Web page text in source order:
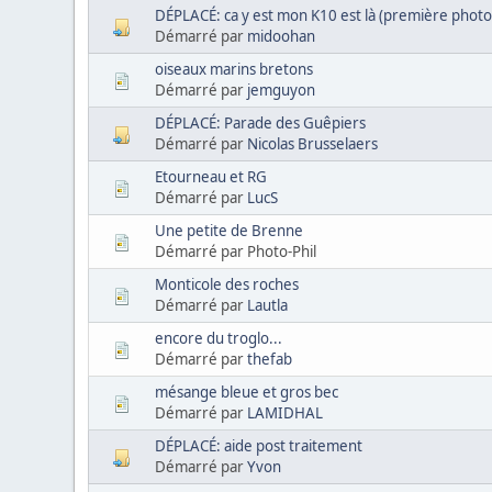
DÉPLACÉ: ca y est mon K10 est là (première
Démarré par midoohan
oiseaux marins bretons
Démarré par jemguyon
DÉPLACÉ: Parade des Guêpiers
Démarré par Nicolas Brusselaers
Etourneau et RG
Démarré par LucS
Une petite de Brenne
Démarré par Photo-Phil
Monticole des roches
Démarré par Lautla
encore du troglo...
Démarré parthefab
mésange bleue et gros bec
Démarré par LAMIDHAL
DÉPLACÉ: aide post traitement
Démarré parYvon